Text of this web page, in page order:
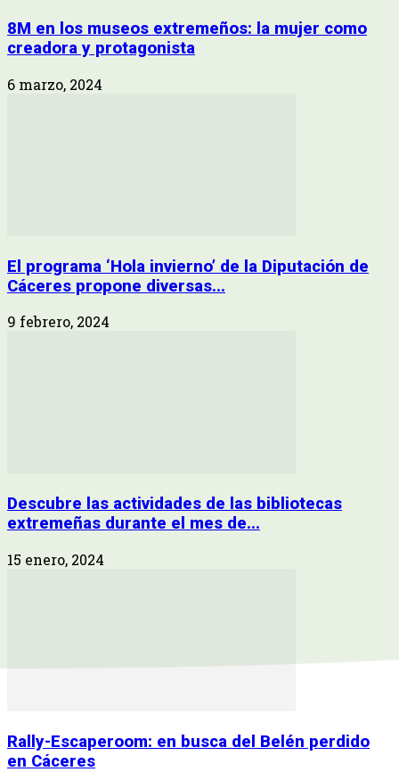
8M en los museos extremeños: la mujer como
creadora y protagonista
6 marzo, 2024
El programa ‘Hola invierno’ de la Diputación de
Cáceres propone diversas...
9 febrero, 2024
Descubre las actividades de las bibliotecas
extremeñas durante el mes de...
15 enero, 2024
Rally-Escaperoom: en busca del Belén perdido
en Cáceres